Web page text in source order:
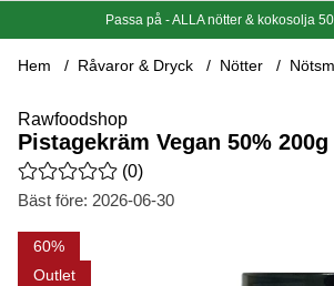
Passa på - ALLA nötter & kokosolja
Hem Råvaror & Dryck Nötter
Rawfoodshop
Pistagekräm Vegan 50%
Medelbetyg 0 av 5 Antal betyg 0
(0)
Bäst före: 2026-06-30
60
Outlet
Produktbilder Pistagekräm Vegan 50%